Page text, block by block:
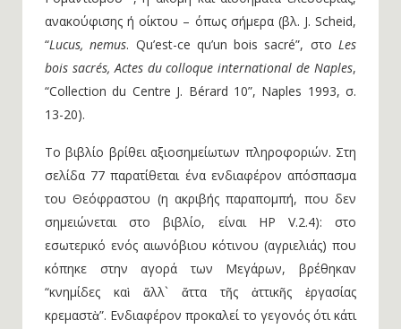
ανακούφισης ή οίκτου – όπως σήμερα (βλ. J. Scheid,
“Lucus, nemus. Qu’est-ce qu’un bois sacré”, στοLes
bois sacrés, Actes du colloque international de Naples,
“Collection du Centre J. Bérard 10”, Naples 1993, σ.
13-20).
Το βιβλίο βρίθει αξιοσημείωτων πληροφοριών. Στη
σελίδα 77 παρατίθεται ένα ενδιαφέρον απόσπασμα
του Θεόφραστου (η ακριβής παραπομπή, που δεν
σημειώνεται στο βιβλίο, είναι HP V.2.4): στο
εσωτερικό ενός αιωνόβιου κότινου (αγριελιάς) που
κόπηκε στην αγορά των Μεγάρων, βρέθηκαν
“κνημίδες καὶ ἄλλ` ἄττα τῆς ἀττικῆς ἐργασίας
κρεμαστὰ”. Ενδιαφέρον προκαλεί το γεγονός ότι κάτι